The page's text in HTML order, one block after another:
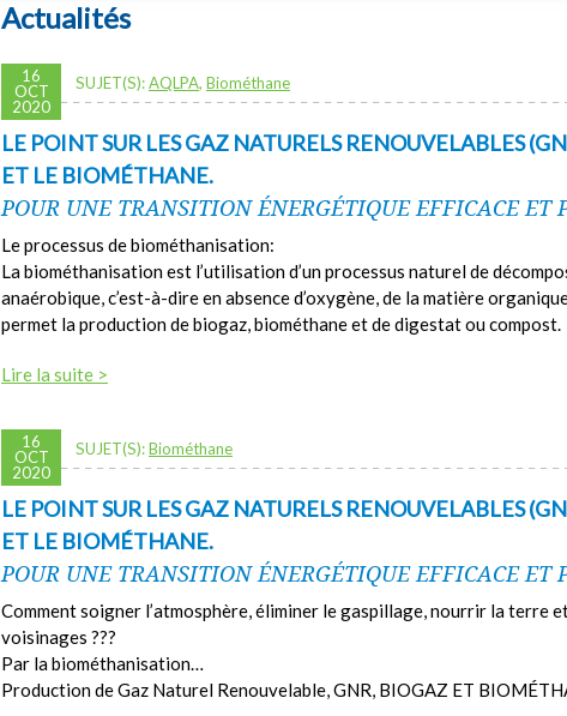
Actualités
16
OCT
2020
SUJET(S):AQLPA, Biométhane
LE POINT SUR LES GAZ NATURELS RENOUVELABLES
ET LE BIOMÉTHANE.
POUR UNE TRANSITION ÉNERGÉTIQUE EFFICACE ET
Le processus de biométhanisation:
La biométhanisation est l’utilisation d’un processus naturel de
anaérobique, c’est-à-dire en absence d’oxygène, de la matière
permet la production de biogaz, biométhane et de digestat ou compost.
Lire la suite >
16
OCT
2020
SUJET(S):Biométhane
LE POINT SUR LES GAZ NATURELS RENOUVELABLES
ET LE BIOMÉTHANE.
POUR UNE TRANSITION ÉNERGÉTIQUE EFFICACE ET
Comment soigner l’atmosphère, éliminer le gaspillage, nourrir la terre
voisinages ???
Par la biométhanisation…
Production de Gaz Naturel Renouvelable, GNR, BIOGAZ ET